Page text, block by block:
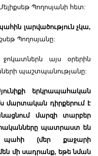
Պողոսյանի հետ:
լարվածություն չկա,
Պողոսյանը:
այս օրերին
պաշտպանությանը:
երկրապահական
մարտական դիրքերում է
մարզի տարբեր
պատրաստ են
պահի (մեր քաջարի
մի սադրանք, եթե նման